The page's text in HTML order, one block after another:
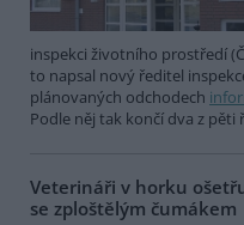
inspekci životního prostředí
to napsal nový ředitel
plánovaných odchodech
Podle něj tak končí dva z pěti
Veterináři v horku
se zploštělým čumákem